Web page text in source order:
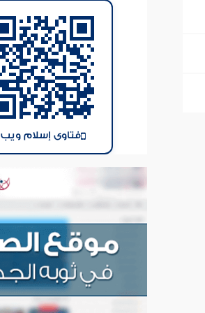
فتاوى إسلام ويب